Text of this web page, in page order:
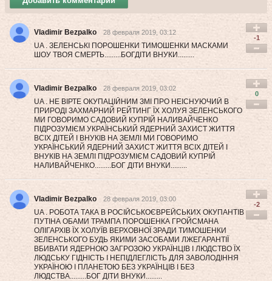
Vladimir Bezpalko 28 февраля 2019, 03:12
UA . ЗЕЛЕНСЬКІ ПОРОШЕНКИ ТИМОШЕНКИ МАСКАМИ
ШОУ ТВОЯ СМЕРТЬ.........БОГДІТИ ВНУКИ.........
-1
Vladimir Bezpalko 28 февраля 2019, 03:02
UA . НЕ ВІРТЕ ОКУПАЦІЙНИМ ЗМІ ПРО НЕІСНУЮЧИЙ В
ПРИРОДІ ЗАХМАРНИЙ РЕЙТИНГ ЇХ ХОЛУЯ ЗЕЛЕНСЬКОГО
МИ ГОВОРИМО САДОВИЙ КУПРІЙ НАЛИВАЙЧЕНКО
ПІДРОЗУМІЄМ УКРАЇНСЬКИЙ ЯДЕРНИЙ ЗАХИСТ ЖИТТЯ
ВСІХ ДІТЕЙ І ВНУКІВ НА ЗЕМЛІ МИ ГОВОРИМО
УКРАЇНСЬКИЙ ЯДЕРНИЙ ЗАХИСТ ЖИТТЯ ВСІХ ДІТЕЙ І
ВНУКІВ НА ЗЕМЛІ ПІДРОЗУМІЄМ САДОВИЙ КУПРІЙ
НАЛИВАЙЧЕНКО.........БОГ ДІТИ ВНУКИ.........
0
Vladimir Bezpalko 28 февраля 2019, 03:00
UA . РОБОТА ТАКА В РОСІЙСЬКОЄВРЕЙСЬКИХ ОКУПАНТІВ
ПУТІНА ОБАМИ ТРАМПА ПОРОШЕНКА ГРОЙСМАНА
ОЛІГАРХІВ ЇХ ХОЛУЇВ ВЕРХОВНОЇ ЗРАДИ ТИМОШЕНКИ
ЗЕЛЕНСЬКОГО БУДЬ ЯКИМИ ЗАСОБАМИ ЛЖЕГАРАНТІЇ
ВБИВАТИ ЯДЕРНОЮ ЗАГРОЗОЮ УКРАЇНЦІВ І ЛЮДСТВО ЇХ
ЛЮДСЬКУ ГІДНІСТЬ І НЕПІДЛЕГЛІСТЬ ДЛЯ ЗАВОЛОДІННЯ
УКРАЇНОЮ І ПЛАНЕТОЮ БЕЗ УКРАЇНЦІВ І БЕЗ
ЛЮДСТВА.........БОГ ДІТИ ВНУКИ.........
-2